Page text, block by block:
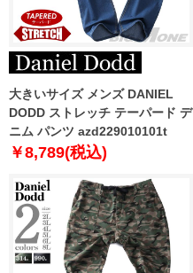
大きいサイズ メンズ DANIEL
DODD ストレッチ テーパード デ
ニム パンツ azd229010101t
￥8,789(税込)